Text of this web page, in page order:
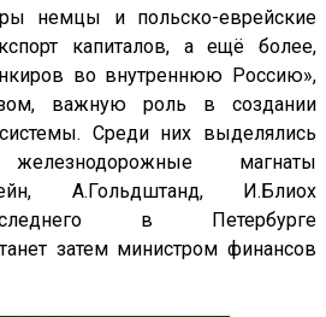
немцы и польско-еврейские
капиталов, а ещё более,
во внутреннюю Россию»,
важную роль в создании
Среди них выделялись
магнаты
А.Гольдштанд, И.Блиох
в Петербурге
затем министром финансов